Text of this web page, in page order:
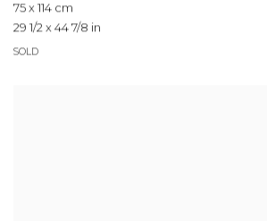
75 x 114 cm
29 1/2 x 44 7/8 in
SOLD